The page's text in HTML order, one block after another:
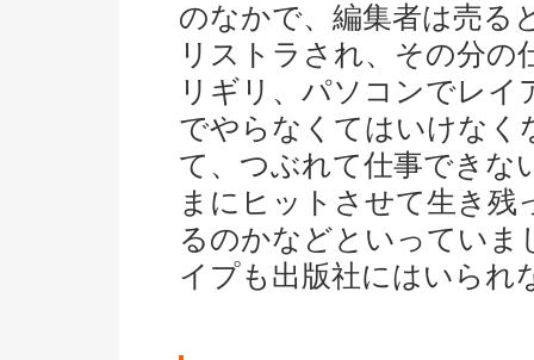
のなかで、編集者は売る
リストラされ、その分の
リギリ、パソコンでレ
でやらなくてはいけなく
て、つぶれて仕事できな
まにヒットさせて生き
るのかなどといっていま
イプも出版社にはいられ